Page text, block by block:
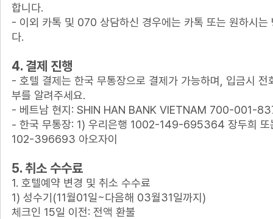
합니다.
- 이외 카톡 및 070 상담하신 경우에는 카톡 또는 원하시는
다.
4. 결제 진행
- 호텔 결제는 한국 무통장으로 결제가 가능하며, 입금시 전
부를 알려주세요.
- 베트남 현지: SHIN HAN BANK VIETNAM 700-001-
- 한국 무통장: 1) 우리은행 1002-149-695364 장두희
102-396693 아오자이
5. 취소 수수료
1. 호텔예약 변경 및 취소 수수료
1) 성수기(11월01일~다음해 03월31일까지)
체크인 15일 이전: 전액 환불